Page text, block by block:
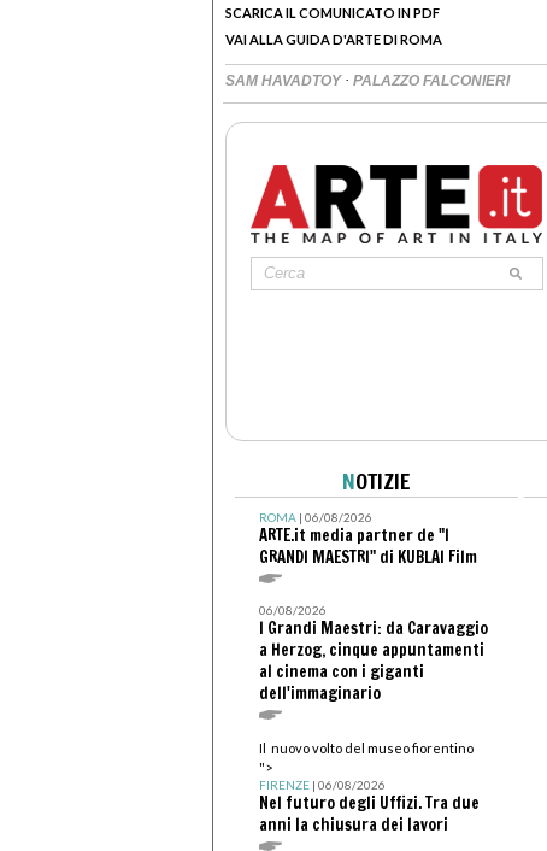
SCARICA IL COMUNICATO IN PDF
VAI ALLA GUIDA D'ARTE DI ROMA
SAM HAVADTOY · PALAZZO FALCONIERI
NOTIZIE
ROMA| 06/08/2026
ARTE.it media partner de "I
GRANDI MAESTRI" di KUBLAI Film
06/08/2026
I Grandi Maestri: da Caravaggio
a Herzog, cinque appuntamenti
al cinema con i giganti
dell'immaginario
Il nuovo volto del museo fiorentino
">
FIRENZE| 06/08/2026
Nel futuro degli Uffizi. Tra due
anni la chiusura dei lavori